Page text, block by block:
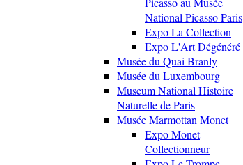
National Picasso Paris
Expo La Collection
Expo L'Art Dégénéré
Musée du Quai Branly
Musée du Luxembourg
Museum National Histoire
Naturelle de Paris
Musée Marmottan Monet
Expo Monet
Collectionneur